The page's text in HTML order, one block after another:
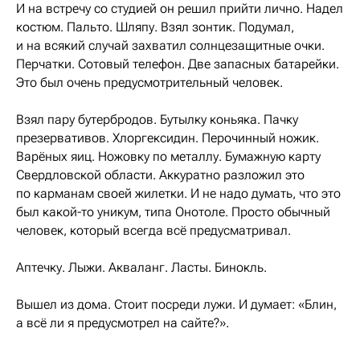
И на встречу со студией он решил прийти лично. Надел
костюм. Пальто. Шляпу. Взял зонтик. Подумал,
и на всякий случай захватил солнцезащитные очки.
Перчатки. Сотовый телефон. Две запасных батарейки.
Это был очень предусмотрительный человек.
Взял пару бутербродов. Бутылку коньяка. Пачку
презервативов. Хлоргексидин. Перочинный ножик.
Варёных яиц. Ножовку по металлу. Бумажную карту
Свердловской области. Аккуратно разложил это
по карманам своей жилетки. И не надо думать, что это
был какой-то уникум, типа Онотоле. Просто обычный
человек, который всегда всё предусматривал.
Аптечку. Лыжи. Акваланг. Ласты. Бинокль.
Вышел из дома. Стоит посреди лужи. И думает: «Блин,
а всё ли я предусмотрел на сайте?».